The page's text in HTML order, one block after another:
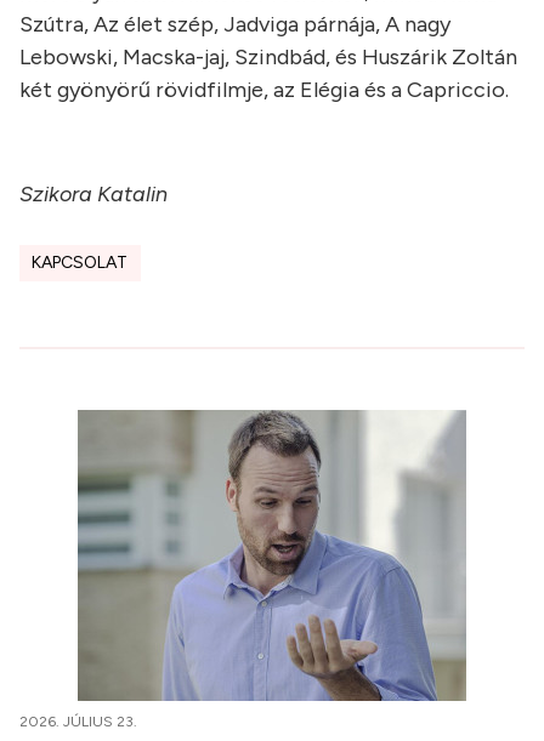
Szútra, Az élet szép, Jadviga párnája, A nagy
Lebowski, Macska-jaj, Szindbád, és Huszárik Zoltán
két gyönyörű rövidfilmje, az Elégia és a Capriccio.
Szikora Katalin
KAPCSOLAT
2026. JÚLIUS 23.